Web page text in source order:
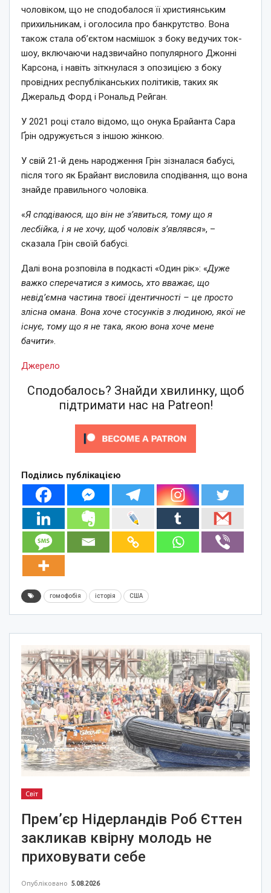
чоловіком, що не сподобалося її християнським
прихильникам, і оголосила про банкрутство. Вона
також стала об’єктом насмішок з боку ведучих ток-
шоу, включаючи надзвичайно популярного Джонні
Карсона, і навіть зіткнулася з опозицією з боку
провідних республіканських політиків, таких як
Джеральд Форд і Рональд Рейган.
У 2021 році стало відомо, що онука Брайанта Сара
Ґрін одружується з іншою жінкою.
У свій 21-й день народження Грін зізналася бабусі,
після того як Брайант висловила сподівання, що вона
знайде правильного чоловіка.
«Я сподіваюся, що він не з’явиться, тому що я
лесбійка, і я не хочу, щоб чоловік з’являвся», –
сказала Грін своїй бабусі.
Далі вона розповіла в подкасті «Один рік»: «Дуже
важко сперечатися з кимось, хто вважає, що
невід’ємна частина твоєї ідентичності – це просто
злісна омана. Вона хоче стосунків з людиною, якої не
існує, тому що я не така, якою вона хоче мене
бачити».
Джерело
Сподобалось? Знайди хвилинку, щоб
підтримати нас на Patreon!
Поділись публікацією
гомофобія історія США
Світ
Прем’єр Нідерландів Роб Єттен
закликав квірну молодь не
приховувати себе
Опубліковано 5.08.2026